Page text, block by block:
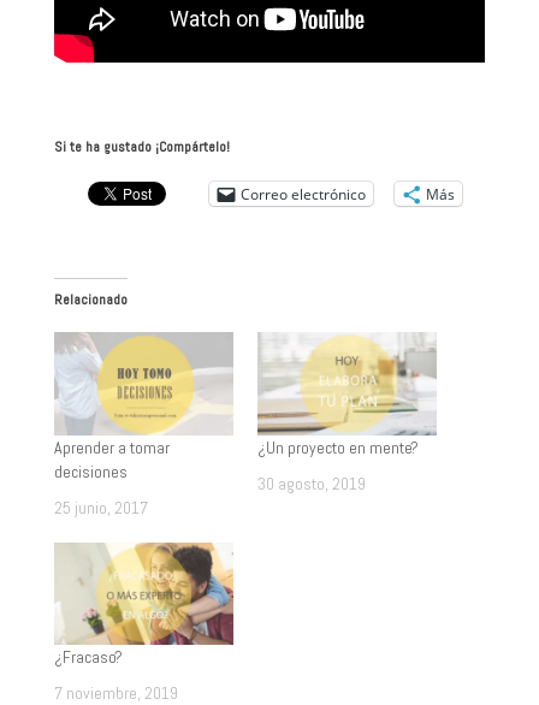
Si te ha gustado ¡Compártelo!
Correo electrónico Más
Relacionado
Aprender a tomar
decisiones
25 junio, 2017
¿Un proyecto en mente?
30 agosto, 2019
¿Fracaso?
7 noviembre, 2019